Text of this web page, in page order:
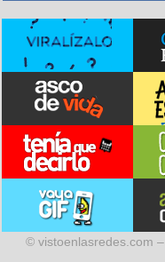
© vistoenlasredes.com –